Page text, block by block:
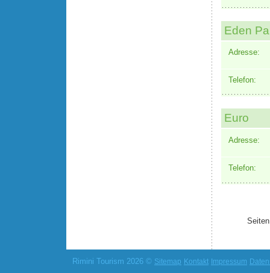
Eden
Adresse:
Telefon:
Euro
Adresse:
Telefon:
Rimini Tourism 2026 © Sitemap Kontakt Impressum